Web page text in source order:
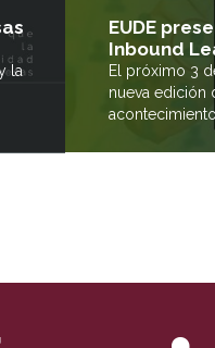
la
EUDE
Inbound
El próximo 3
nueva edición